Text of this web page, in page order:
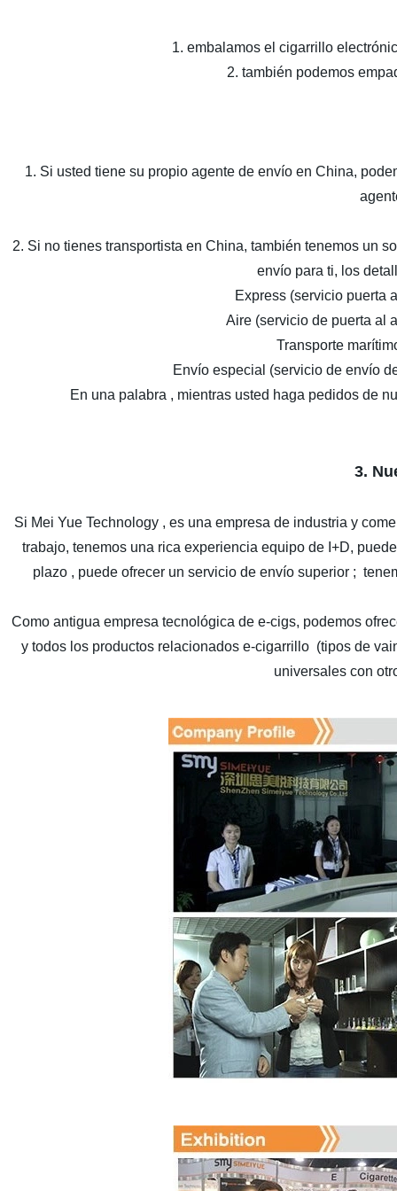
1. embalamos el cigarrillo
2. también podemos
1. Si usted tiene su propio agente de envío en China,
2. Si no tienes transportista en China, también tenemos un
envío para ti, los
Express (servicio puerta
Aire (servicio de puerta al
Transporte
Envío especial (servicio de envío
En una palabra , mientras usted haga pedidos de
3.
Si Mei Yue Technology , es una empresa de industria y
trabajo, tenemos una rica experiencia equipo de I+D,
plazo , puede ofrecer un servicio de envío superior ;
Como antigua empresa tecnológica de e-cigs, podemos
y todos los productos relacionados e-cigarrillo (tipos de
universales con